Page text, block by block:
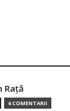
Raţă
6 COMENTARII